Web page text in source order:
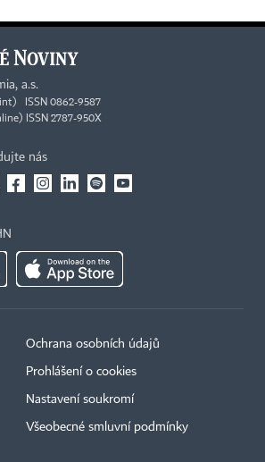
a.s.
ISSN 0862-9587
ISSN 2787-950X
nás
Ochrana osobních údajů
Prohlášení o cookies
Nastavení soukromí
Všeobecné smluvní podmínky